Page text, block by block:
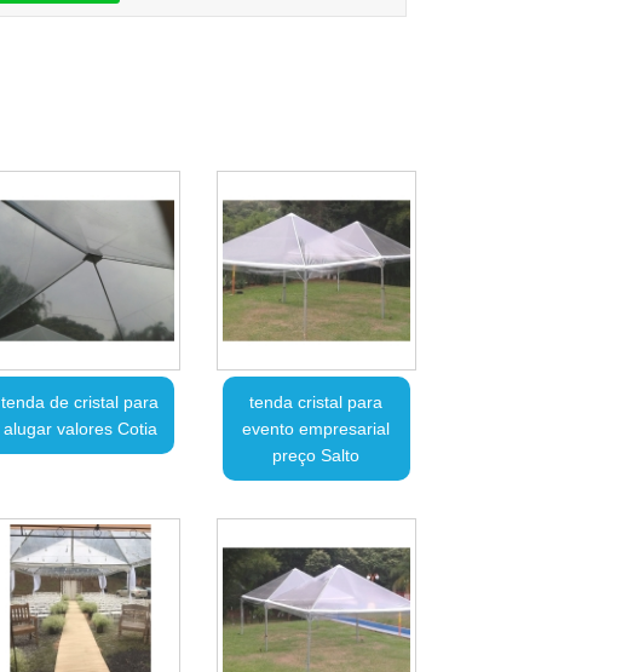
tenda de cristal para
alugar valores Cotia
tenda cristal para
evento empresarial
preço Salto